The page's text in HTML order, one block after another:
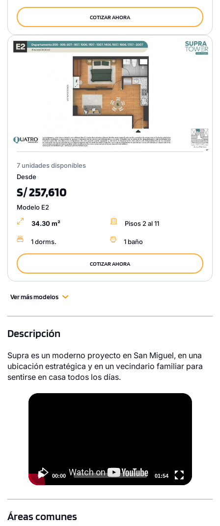
COTIZAR AHORA
7 unidades disponibles
Desde
S/ 257,610
Modelo E2
34.30 m² Pisos 2 al 11
1 dorms. 1 baño
COTIZAR AHORA
Ver más modelos
Descripción
Supra es un moderno proyecto en San Miguel, en una
ubicación estratégica y en un vecindario familiar para
sentirse en casa todos los días.
Video
00:00 01:54
Áreas comunes